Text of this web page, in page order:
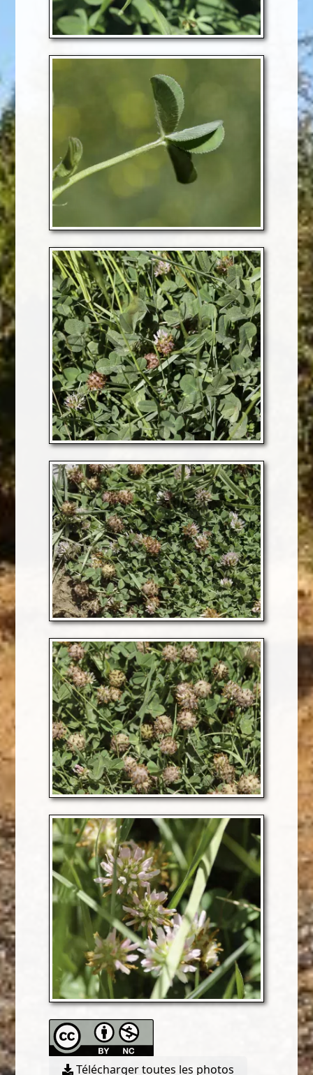
Télécharger toutes les photos